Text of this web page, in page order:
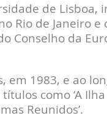
de
Rio de Janeiro
Conselho da
em 1983, e ao
como ‘A Ilha
Reunidos’.